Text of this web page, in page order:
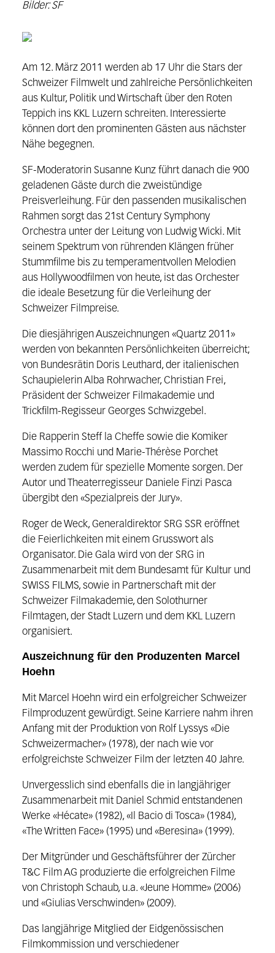
Bilder: SF
Am 12. März 2011 werden ab 17 Uhr die Stars der
Schweizer Filmwelt und zahlreiche Persönlichkeiten
aus Kultur, Politik und Wirtschaft über den Roten
Teppich ins KKL Luzern schreiten. Interessierte
können dort den prominenten Gästen aus nächster
Nähe begegnen.
SF-Moderatorin Susanne Kunz führt danach die 900
geladenen Gäste durch die zweistündige
Preisverleihung. Für den passenden musikalischen
Rahmen sorgt das 21st Century Symphony
Orchestra unter der Leitung von Ludwig Wicki. Mit
seinem Spektrum von rührenden Klängen früher
Stummfilme bis zu temperamentvollen Melodien
aus Hollywoodfilmen von heute, ist das Orchester
die ideale Besetzung für die Verleihung der
Schweizer Filmpreise.
Die diesjährigen Auszeichnungen «Quartz 2011»
werden von bekannten Persönlichkeiten überreicht;
von Bundesrätin Doris Leuthard, der italienischen
Schaupielerin Alba Rohrwacher, Christian Frei,
Präsident der Schweizer Filmakademie und
Trickfilm-Regisseur Georges Schwizgebel.
Die Rapperin Steff la Cheffe sowie die Komiker
Massimo Rocchi und Marie-Thérèse Porchet
werden zudem für spezielle Momente sorgen. Der
Autor und Theaterregisseur Daniele Finzi Pasca
übergibt den «Spezialpreis der Jury».
Roger de Weck, Generaldirektor SRG SSR eröffnet
die Feierlichkeiten mit einem Grusswort als
Organisator. Die Gala wird von der SRG in
Zusammenarbeit mit dem Bundesamt für Kultur und
SWISS FILMS, sowie in Partnerschaft mit der
Schweizer Filmakademie, den Solothurner
Filmtagen, der Stadt Luzern und dem KKL Luzern
organisiert.
Auszeichnung für den Produzenten Marcel
Hoehn
Mit Marcel Hoehn wird ein erfolgreicher Schweizer
Filmproduzent gewürdigt. Seine Karriere nahm ihren
Anfang mit der Produktion von Rolf Lyssys «Die
Schweizermacher» (1978), der nach wie vor
erfolgreichste Schweizer Film der letzten 40 Jahre.
Unvergesslich sind ebenfalls die in langjähriger
Zusammenarbeit mit Daniel Schmid entstandenen
Werke «Hécate» (1982), «Il Bacio di Tosca» (1984),
«The Written Face» (1995) und «Beresina» (1999).
Der Mitgründer und Geschäftsführer der Zürcher
T&C Film AG produzierte die erfolgreichen Filme
von Christoph Schaub, u.a. «Jeune Homme» (2006)
und «Giulias Verschwinden» (2009).
Das langjährige Mitglied der Eidgenössischen
Filmkommission und verschiedener